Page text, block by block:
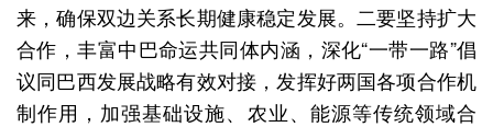
来，确保双边关系长期健康稳定发展。二要坚持扩大
合作，丰富中巴命运共同体内涵，深化“一带一路”倡
议同巴西发展战略有效对接，发挥好两国各项合作机
制作用，加强基础设施、农业、能源等传统领域合